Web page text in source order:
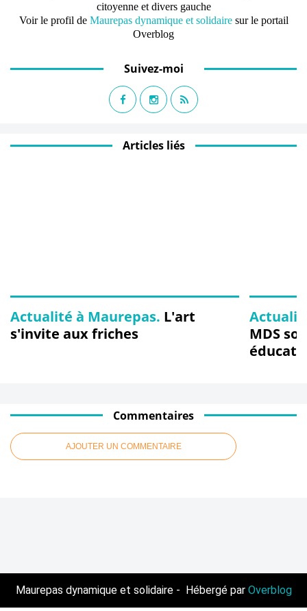
citoyenne et divers gauche
Voir le profil de Maurepas dynamique et solidairesur le portail
Overblog
Suivez-moi
Articles liés
Actualité à Maurepas. L'art
s'invite aux friches
MDS
Commentaires
AJOUTER UN COMMENTAIRE
Maurepas dynamique et solidaire - Hébergé par Overblog